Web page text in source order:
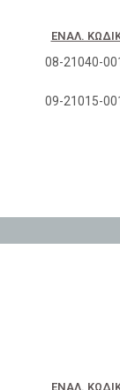
ΕΝΑΛ.
08-21040-
09-21015-
ΕΝΑΛ.